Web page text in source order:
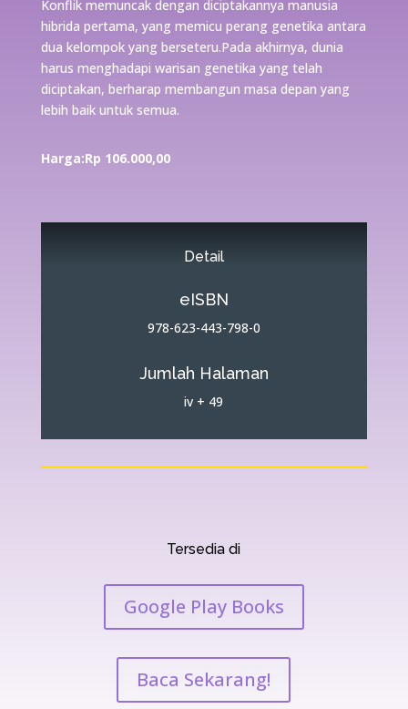
Konflik memuncak dengan diciptakannya manusia
hibrida pertama, yang memicu perang genetika antara
dua kelompok yang berseteru.Pada akhirnya, dunia
harus menghadapi warisan genetika yang telah
diciptakan, berharap membangun masa depan yang
lebih baik untuk semua.
Harga:Rp 106.000,00
Detail
eISBN
978-623-443-798-0
Jumlah Halaman
iv + 49
Tersedia di
Google Play Books
Baca Sekarang!